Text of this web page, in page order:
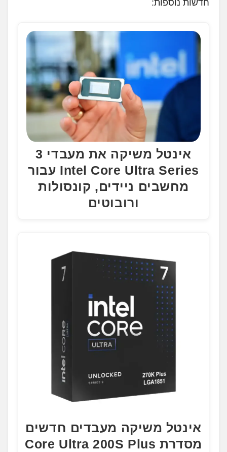
.
.
חדשות נוספות:
אינטל משיקה את מעבדי 3
Intel Core Ultra Series עבור
מחשבים ניידים, קונסולות
ורובוטים
אינטל משיקה מעבדים חדשים
מסדרת Core Ultra 200S Plus